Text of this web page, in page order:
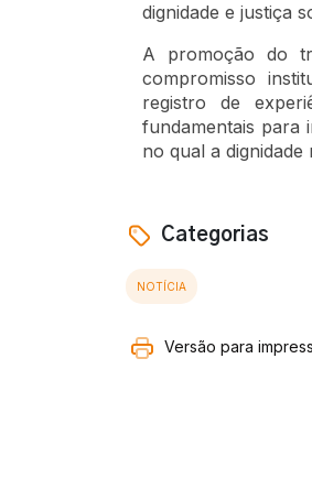
dignidade e justiça
A promoção do
compromisso
registro de
fundamentais para
no qual a
Categorias
NOTÍCIA
Versão para